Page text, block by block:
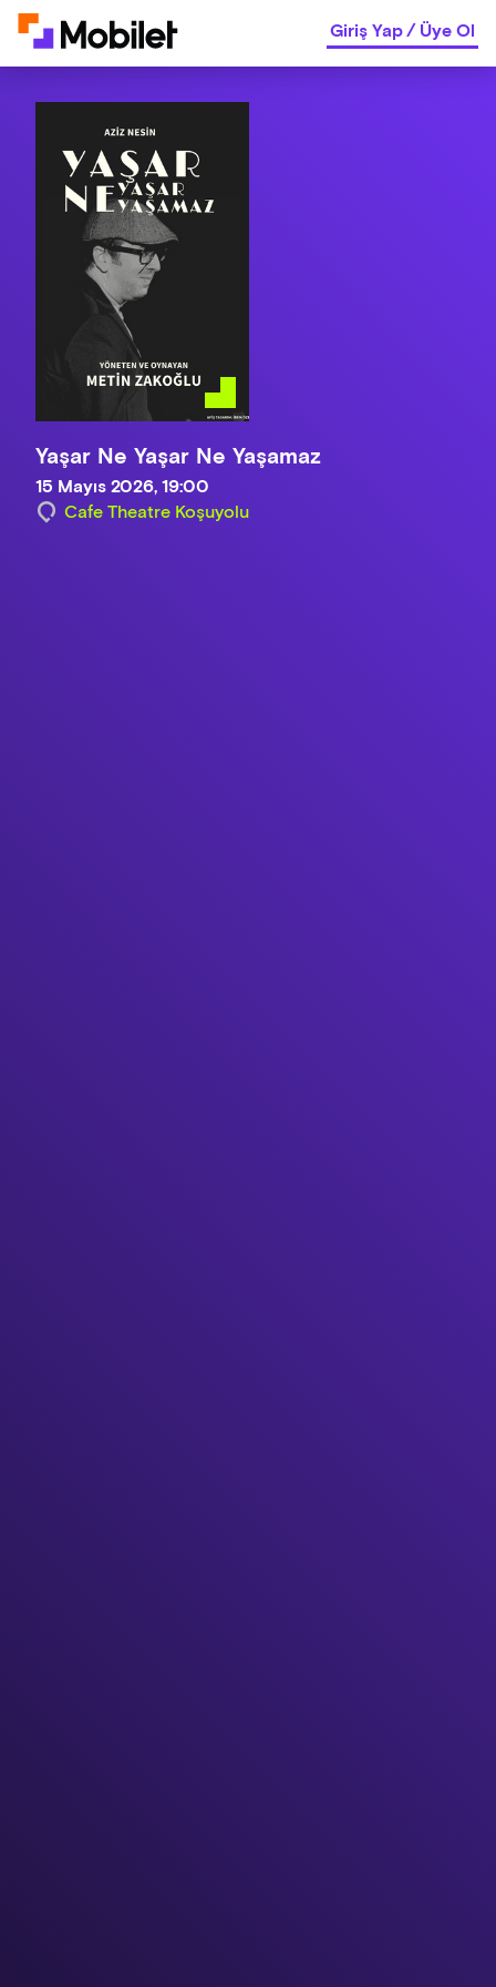
Giriş Yap/Üye Ol
Yaşar Ne Yaşar Ne Yaşamaz
15 Mayıs 2026, 19:00
Cafe Theatre Koşuyolu